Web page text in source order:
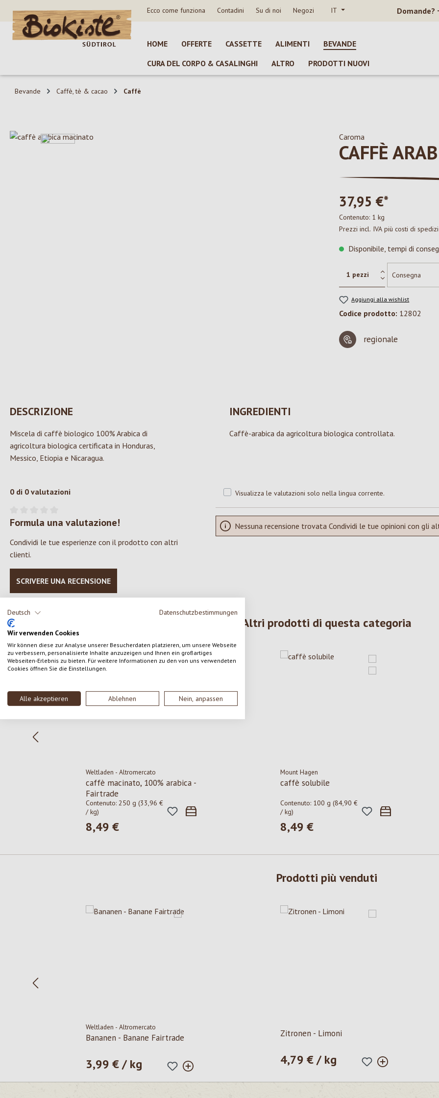
Deutsch Datenschutzbestimmungen
Wir verwenden Cookies
Wir können diese zur Analyse unserer Besucherdaten platzieren, um unsere Webseite
zu verbessern, personalisierte Inhalte anzuzeigen und Ihnen ein großartiges
Webseiten-Erlebnis zu bieten. Für weitere Informationen zu den von uns verwendeten
Cookies öffnen Sie die Einstellungen.
Alle akzeptieren Ablehnen Nein, anpassen
al contenuto principale
Salta alla ricerca
Passa alla navigazione principale Ecco come funziona Contadini Su di noi Negozi IT Domande?
HOME OFFERTE CASSETTE ALIMENTI
BEVANDE
CURA DEL CORPO & CASALINGHI
ALTRO PRODOTTI NUOVI
Bevande Caffè, tè & cacao Caffè
Salta la galleria di immagini Caroma
CAFFÈ
37,95 €*
Contenuto: 1 kg
Prezzi incl. IVA più costi di
Disponibile, tempi di
Aggiungi alla wishlist
Codice prodotto: 12802
regionale
DESCRIZIONE
Miscela di caffè biologico 100% Arabica di
agricoltura biologica certificata in Honduras,
Messico, Etiopia e Nicaragua.
INGREDIENTI
Caffè-arabica da agricoltura biologica controllata.
0 di 0 valutazioni
Valutazione media di 0 su 5 stelle
Formula una valutazione!
Condividi le tue esperienze con il prodotto con altri
clienti.
SCRIVERE UNA RECENSIONE
Visualizza le valutazioni solo nella lingua corrente.
Nessuna recensione trovata Condividi le tue opinioni con gli
Altri prodotti di questa categoria
Salta la galleria dei prodotti
Weltladen - Altromercato
caffè macinato, 100% arabica -
Fairtrade
Contenuto:250 g(33,96 €
/ kg)
Prezzo normale:
8,49 €
Mount Hagen
caffè solubile
Contenuto: 100 g (84,90 €
/ kg)
Prezzo normale:
8,49 €
Prodotti più venduti
Weltladen - Altromercato
Bananen - Banane Fairtrade
Prezzo normale:
3,99 € / kg
Zitronen - Limoni
Prezzo normale:
4,79 € / kg